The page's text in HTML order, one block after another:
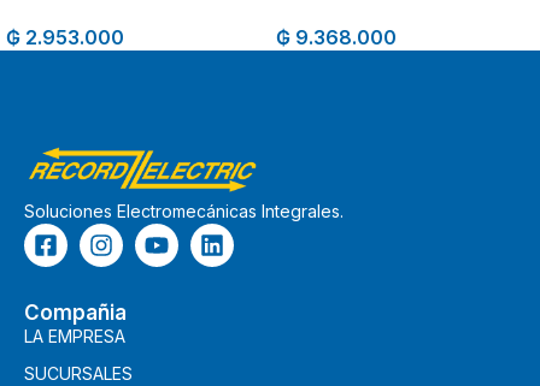
₲ 2.953.000 ₲ 9.368.000
Soluciones Electromecánicas Integrales.
Compañia
LA EMPRESA
SUCURSALES